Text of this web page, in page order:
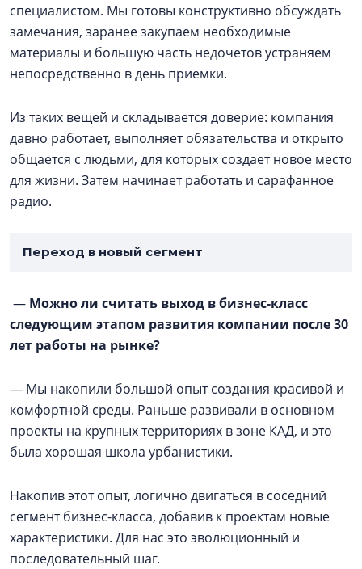
специалистом. Мы готовы конструктивно обсуждать
замечания, заранее закупаем необходимые
материалы и большую часть недочетов устраняем
непосредственно в день приемки.
Из таких вещей и складывается доверие: компания
давно работает, выполняет обязательства и открыто
общается с людьми, для которых создает новое место
для жизни. Затем начинает работать и сарафанное
радио.
Переход в новый сегмент
— Можно ли считать выход в бизнес-класс
следующим этапом развития компании после 30
лет работы на рынке?
— Мы накопили большой опыт создания красивой и
комфортной среды. Раньше развивали в основном
проекты на крупных территориях в зоне КАД, и это
была хорошая школа урбанистики.
Накопив этот опыт, логично двигаться в соседний
сегмент бизнес-класса, добавив к проектам новые
характеристики. Для нас это эволюционный и
последовательный шаг.